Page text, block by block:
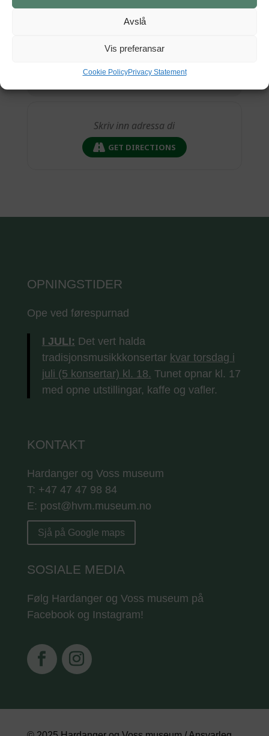
Avslå
Vis preferansar
Cookie PolicyPrivacy Statement
GET DIRECTIONS
OPNINGSTIDER
Ope ved førespurnad
I JULI: Det vert halda
tradisjonsmusikkkonsertar kvar torsdag i
juli (5 konsertar) kl. 18. Tunet opnar kl. 17
med opne utstillingar, kaffe og vafler.
KONTAKT
Hardanger og Voss museum
T: +47 47 47 98 84
E: post@hvm.museum.no
Sjå på Google maps
SOSIALE MEDIA
Følg Hardanger og Voss museum på
Facebook og Instagram!